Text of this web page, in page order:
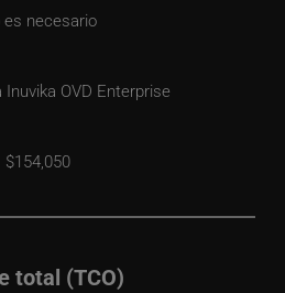
es necesario
OVD Enterprise
$154,050
total (TCO)